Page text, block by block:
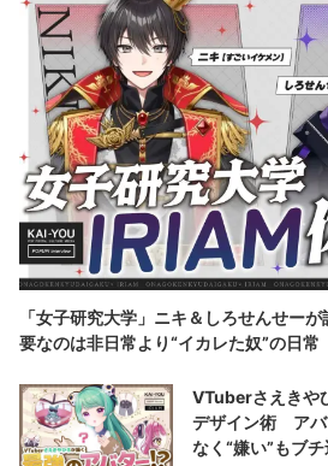
「女子研究大学」ニキ＆しろせんせー
要なのは非日常より“イカレた奴”の日常
VTuberさえきや
デザイン術 アバ
なく“嫌い”もブ